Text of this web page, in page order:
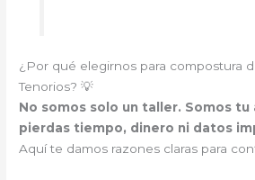
¿Por qué elegirnos para compostura
Tenorios? 💡
No somos solo un taller. Somos tu
pierdas tiempo, dinero ni datos
Aquí te damos razones claras para